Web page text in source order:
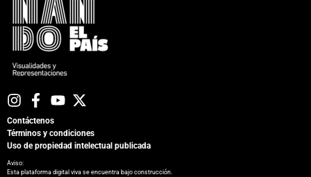
Contáctenos
Términos y condiciones
Uso de propiedad intelectual publicada
Aviso:
Esta plataforma digital viva se encuentra bajo construcción.